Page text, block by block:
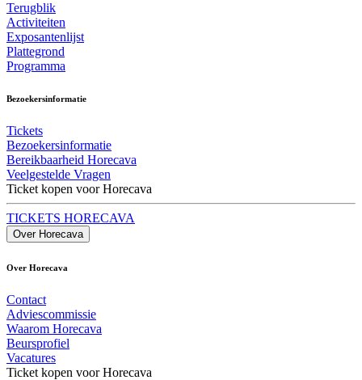
Terugblik
Activiteiten
Exposantenlijst
Plattegrond
Programma
Bezoekersinformatie
Tickets
Bezoekersinformatie
Bereikbaarheid Horecava
Veelgestelde Vragen
Ticket kopen voor Horecava
TICKETS HORECAVA
Over Horecava
Over Horecava
Contact
Adviescommissie
Waarom Horecava
Beursprofiel
Vacatures
Ticket kopen voor Horecava